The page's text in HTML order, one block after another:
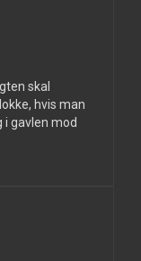
skal
hvis man
i gavlen mod